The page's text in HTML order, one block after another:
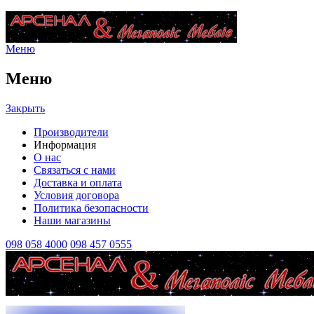
Меню
Меню
Закрыть
Производители
Информация
О нас
Связаться с нами
Доставка и оплата
Условия договора
Политика безопасности
Наши магазины
098 058 4000 098 457 0555